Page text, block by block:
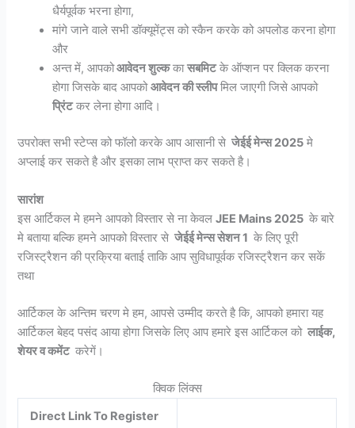
धैर्यपूर्वक भरना होगा,
मांगे जाने वाले सभी डॉक्यूमेंट्स को स्कैन करके को अपलोड करना होगा
और
अन्त में, आपकोआवेदन शुल्ककासबमिटके ऑप्शन पर क्लिक करना
होगा जिसके बाद आपकोआवेदन की स्लीपमिल जाएगी जिसे आपको
प्रिंटकर लेना होगा आदि।
उपरोक्त सभी स्टेप्स को फॉलो करके आप आसानी से जेईई मेन्स 2025 मे
अप्लाई कर सकते है और इसका लाभ प्राप्त कर सकते है।
सारांश
इस आर्टिकल मे हमने आपको विस्तार से ना केवलJEE Mains 2025 के बारे
मे बताया बल्कि हमने आपको विस्तार से जेईई मेन्स सेशन 1 के लिए पूरी
रजिस्ट्रैशन की प्रक्रिया बताई ताकि आप सुविधापूर्वक रजिस्ट्रैशन कर सकें
तथा
आर्टिकल के अन्तिम चरण मे हम, आपसे उम्मीद करते है कि, आपको हमारा यह
आर्टिकल बेहद पसंद आया होगा जिसके लिए आप हमारे इस आर्टिकल को लाईक,
शेयर व कमेंट करेगें।
क्विक लिंक्स
Direct Link To Register